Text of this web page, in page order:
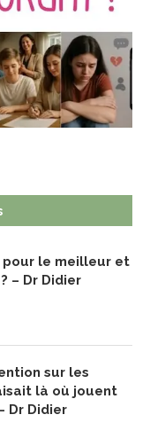
pour le meilleur et
– Dr Didier
sur les
là où jouent
Dr Didier